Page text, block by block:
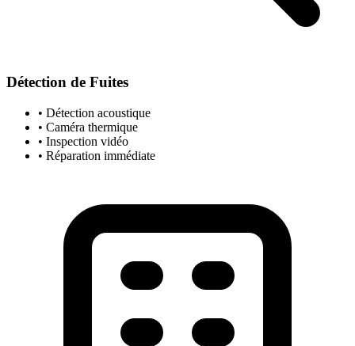
Détection de Fuites
• Détection acoustique
• Caméra thermique
• Inspection vidéo
• Réparation immédiate